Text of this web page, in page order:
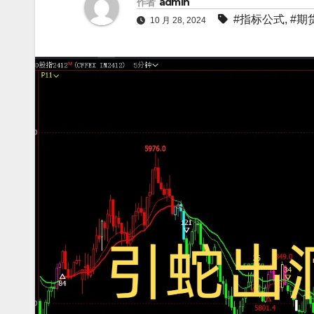
10 月 28, 2024 #指标公式, #期